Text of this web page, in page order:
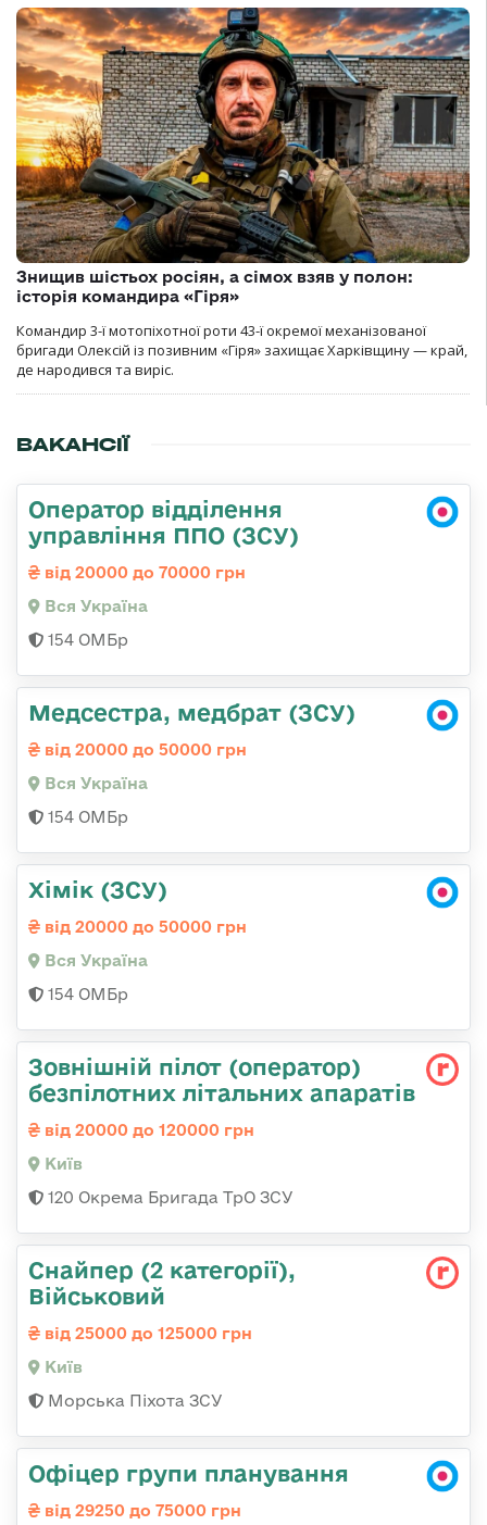
Знищив шістьох росіян, а сімох взяв у полон:
історія командира «Гіря»
Командир 3-ї мотопіхотної роти 43-ї окремої механізованої
бригади Олексій із позивним «Гіря» захищає Харківщину — край,
де народився та виріс.
ВАКАНСІЇ
Оператор відділення
управління ППО (ЗСУ)
від 20000 до 70000 грн
Вся Україна
154 ОМБр
Медсестра, медбрат (ЗСУ)
від 20000 до 50000 грн
Вся Україна
154 ОМБр
Хімік (ЗСУ)
від 20000 до 50000 грн
Вся Україна
154 ОМБр
Зовнішній пілот (оператор)
безпілотних літальних апаратів
від 20000 до 120000 грн
Київ
120 Окрема Бригада ТрО ЗСУ
Снайпер (2 категорії),
Військовий
від 25000 до 125000 грн
Київ
Морська Піхота ЗСУ
Офіцер групи планування
від 29250 до 75000 грн